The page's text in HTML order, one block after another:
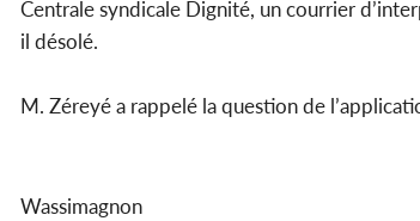
Centrale syndicale Dignité, un courrier
il désolé.
M. Zéreyé a rappelé la question de
Wassimagnon